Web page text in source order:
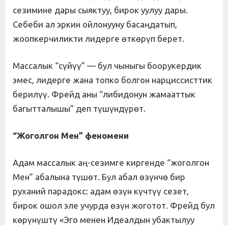
сезимине дары сыяктуу, бирок уулуу дары.
Себеби ал эркин ойлонууну басаңдатып,
жоопкерчиликти лидерге өткөрүп берет.
Массалык “сүйүү” — бул чыныгы боорукердик
эмес, лидерге жана топко болгон нарциссисттик
берилүү. Фрейд аны “либидонун жамааттык
багытталышы” деп түшүндүрөт.
“Жоголгон Мен” феномени
Адам массалык аң-сезимге киргенде “жоголгон
Мен” абалына түшөт. Бул абал өзүнчө бир
руханий парадокс: адам өзүн күчтүү сезет,
бирок ошол эле учурда өзүн жоготот. Фрейд бул
көрүнүштү «Эго менен Идеалдын убактылуу